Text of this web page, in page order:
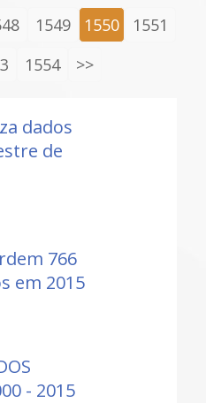
1549 1550
1551
1554 >>
dados
de
766
em 2015
- 2015